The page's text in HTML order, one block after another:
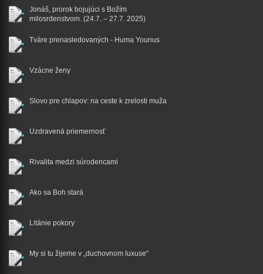
Jonáš, prorok bojujúci s Božím
milosrdenstvom. (24.7. – 27.7. 2025)
Tváre prenasledovaných - Huma Younus
Vzácne ženy
Slovo pre chlapov: na ceste k zrelosti muža
Uzdravená priemernosť
Rivalita medzi súrodencami
Ako sa Boh stará
Litánie pokory
My si tu žijeme v „duchovnom luxuse“